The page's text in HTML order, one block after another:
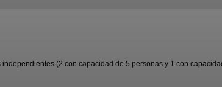
(2 con capacidad de 5 personas y 1 con capacidad